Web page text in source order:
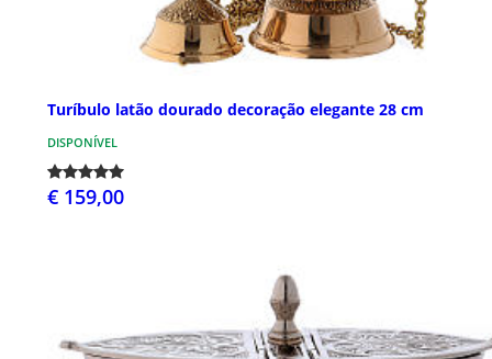
Turíbulo latão dourado decoração elegante 28 cm
DISPONÍVEL
€ 159,00